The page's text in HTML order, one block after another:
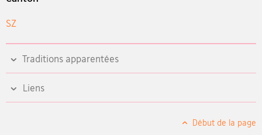
SZ
Traditions apparentées
Liens
Début de la page